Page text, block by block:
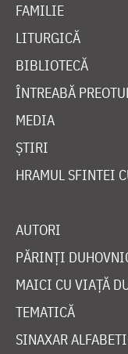
FAMILIE
LITURGICĂ
BIBLIOTECĂ
ÎNTREABĂ
MEDIA
ȘTIRI
HRAMUL SFINTEI
AUTORI
PĂRINȚI
MAICI CU VIAȚĂ
TEMATICĂ
SINAXAR